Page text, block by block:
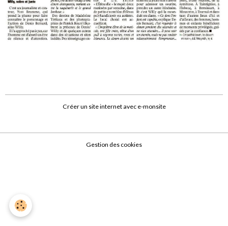
Créer un site internet avec e-monsite
Gestion des cookies